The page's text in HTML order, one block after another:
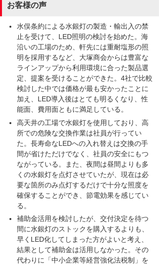
お客様の声
水俣条約による水銀灯の製造・輸出入の禁
止を受けて、LED照明の検討を始めた。海
沿いの工場のため、軒先には重耐塩形の照
明を採用するなど、大塚商会からは豊富な
ラインアップから利用環境に合った製品選
定、提案を受けることができた。4社で比較
検討した中では価格が最も安かったことに
加え、LED導入後はとても明るくなり、性
能面、費用面ともに満足している。
高天井の工場で水銀灯を使用しており、高
所での危険な交換作業は社員が行ってい
た。長寿命なLEDへの入れ替えは交換の手
間が省けただけでなく、社員の安全にもつ
ながっている。また、夜間は昼間よりも多
くの水銀灯を点灯させていたが、現在は必
要な箇所のみ点灯するだけで十分な照度を
確保することができ、節電効果を感じてい
る。
補助金活用を検討したが、交付決定を待つ
間に水銀灯のストックを購入するよりも、
早くLED化してしまった方がよいと考え、
結果として補助金は活用しなかった。その
代わりに「中小企業等経営強化法税制」を